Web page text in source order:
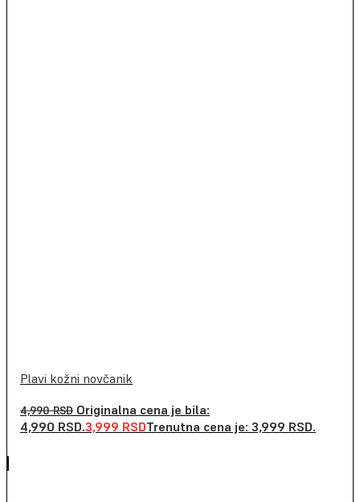
Plavi kožni novčanik
4,990RSD Originalna cena je bila:
4,990 RSD.3,999 RSDTrenutna cena je: 3,999 RSD.